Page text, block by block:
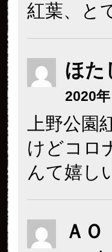
紅葉、と
ほた
2020
上野公
けどコロ
んて嬉し
ＡＯ